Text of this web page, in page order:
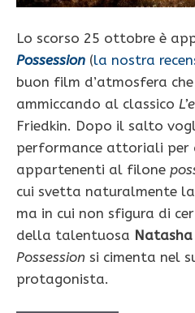
Lo scorso 25 ottobre è
Possession (la nostra
buon film d’atmosfera
ammiccando al classico
Friedkin. Dopo il salto
performance attoriali
appartenenti al filone
cui svetta naturalmente la
ma in cui non sfigura di
della talentuosa Natasha
Possession si cimenta nel
protagonista.